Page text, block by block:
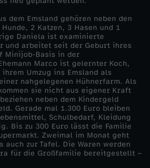
dem Emsland gehören neben den
2 Katzen, 3 Hasen und 1
Daniela ist examinierte
und arbeitet seit der Geburt ihres
Minijob-Basis in der
Marco ist gelernter Koch,
Umzug ins Emsland als
nahgelegenen Hühnerfarm. Als
sie nicht aus eigener Kraft
neben dem Kindergeld
Gerade mal 1.300 Euro bleiben
Schulbedarf, Kleidung
Bis zu 300 Euro lässt die Familie
Zweimal im Monat geht
auch zur Tafel. Die Waren werden
für die Großfamilie bereitgestellt –